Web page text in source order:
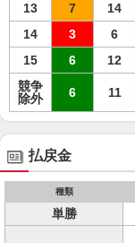
13
7 14
14
3 6
15
6 12
競争
除外
6 11
払戻金
種類
単勝